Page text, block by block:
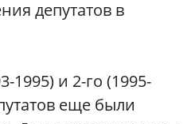
депутатов в
1995) и 2-го (1995-
еще были